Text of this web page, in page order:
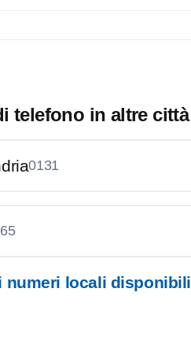
telefono in altre città
0131
numeri locali disponibili